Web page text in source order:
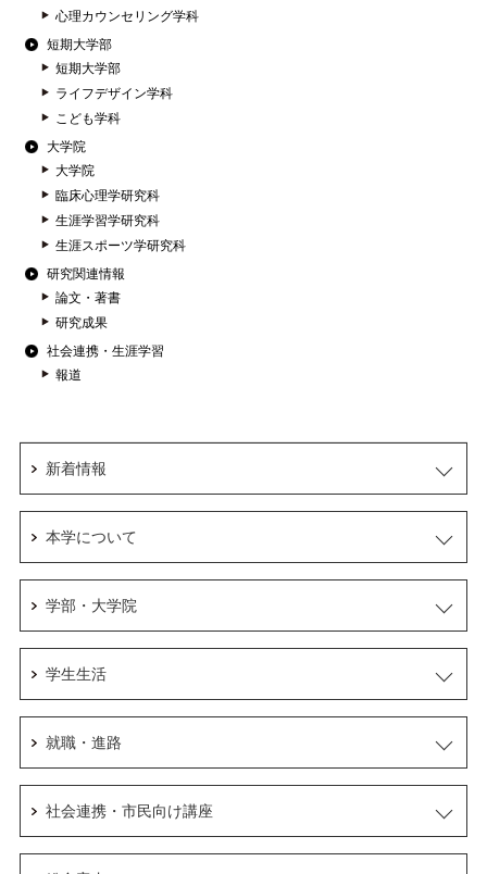
心理カウンセリング学科
短期大学部
短期大学部
ライフデザイン学科
こども学科
大学院
大学院
臨床心理学研究科
生涯学習学研究科
生涯スポーツ学研究科
研究関連情報
論文・著書
研究成果
社会連携・生涯学習
報道
新着情報
本学について
学部・大学院
学生生活
就職・進路
社会連携・市民向け講座